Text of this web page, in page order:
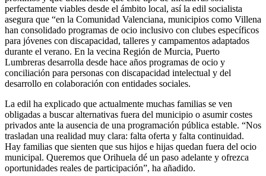
perfectamente viables desde el ámbito local, así la edil socialista
asegura que “en la Comunidad Valenciana, municipios como Villena
han consolidado programas de ocio inclusivo con clubes específicos
para jóvenes con discapacidad, talleres y campamentos adaptados
durante el verano. En la vecina Región de Murcia, Puerto
Lumbreras desarrolla desde hace años programas de ocio y
conciliación para personas con discapacidad intelectual y del
desarrollo en colaboración con entidades sociales.
La edil ha explicado que actualmente muchas familias se ven
obligadas a buscar alternativas fuera del municipio o asumir costes
privados ante la ausencia de una programación pública estable. “Nos
trasladan una realidad muy clara: falta oferta y falta continuidad.
Hay familias que sienten que sus hijos e hijas quedan fuera del ocio
municipal. Queremos que Orihuela dé un paso adelante y ofrezca
oportunidades reales de participación”, ha añadido.